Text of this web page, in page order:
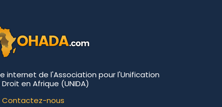
internet de l'Association pour l'Unification
en Afrique (UNIDA)
Contactez-nous